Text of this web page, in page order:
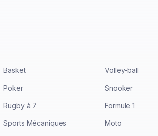
Basket Volley-ball
Poker Snooker
Rugby à 7 Formule 1
Sports Mécaniques Moto